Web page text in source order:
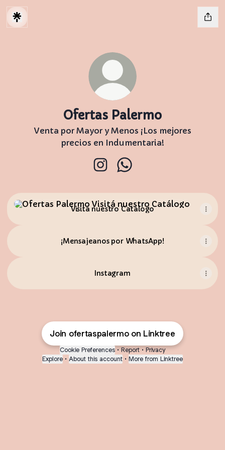
Ofertas Palermo
Venta por Mayor y Menos ¡Los mejores
precios en Indumentaria!
Visitá nuestro Catálogo
¡Mensajeanos por WhatsApp!
Instagram
Join ofertaspalermo on Linktree
Cookie Preferences • Report • Privacy
Explore • About this account • More from Linktree